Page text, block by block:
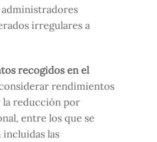
irregulares a
recogidos en el
rendimientos
la reducción por
entre los que se
las